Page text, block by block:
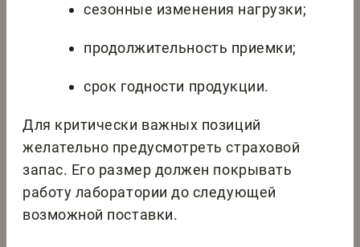
сезонные изменения нагрузки;
продолжительность приемки;
срок годности продукции.
Для критически важных позиций
желательно предусмотреть страховой
запас. Его размер должен покрывать
работу лаборатории до следующей
возможной поставки.